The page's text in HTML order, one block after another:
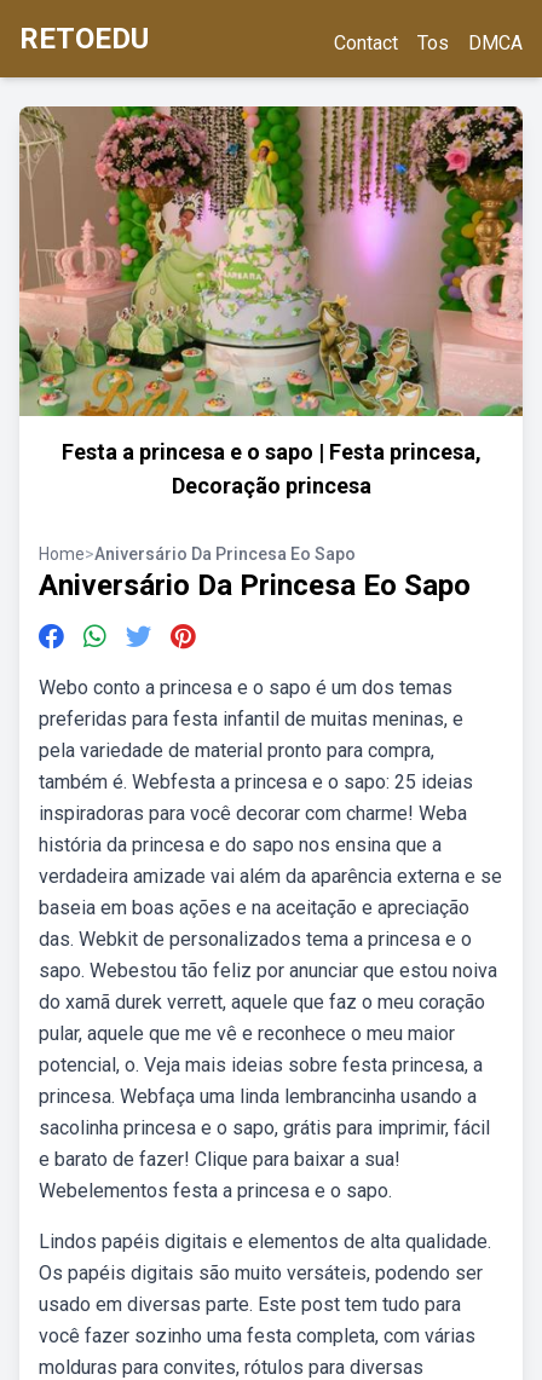
RETOEDU Contact Tos DMCA
Festa a princesa e o sapo | Festa princesa,
Decoração princesa
Home>Aniversário Da Princesa Eo Sapo
Aniversário Da Princesa Eo Sapo
Webo conto a princesa e o sapo é um dos temas
preferidas para festa infantil de muitas meninas, e
pela variedade de material pronto para compra,
também é. Webfesta a princesa e o sapo: 25 ideias
inspiradoras para você decorar com charme! Weba
história da princesa e do sapo nos ensina que a
verdadeira amizade vai além da aparência externa e se
baseia em boas ações e na aceitação e apreciação
das. Webkit de personalizados tema a princesa e o
sapo. Webestou tão feliz por anunciar que estou noiva
do xamã durek verrett, aquele que faz o meu coração
pular, aquele que me vê e reconhece o meu maior
potencial, o. Veja mais ideias sobre festa princesa, a
princesa. Webfaça uma linda lembrancinha usando a
sacolinha princesa e o sapo, grátis para imprimir, fácil
e barato de fazer! Clique para baixar a sua!
Webelementos festa a princesa e o sapo.
Lindos papéis digitais e elementos de alta qualidade.
Os papéis digitais são muito versáteis, podendo ser
usado em diversas parte. Este post tem tudo para
você fazer sozinho uma festa completa, com várias
molduras para convites, rótulos para diversas